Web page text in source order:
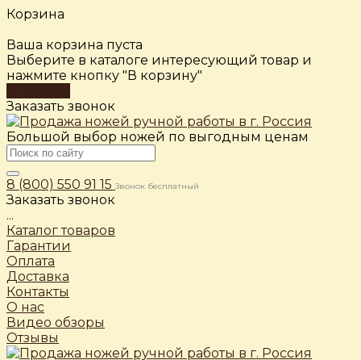
Корзина
Ваша корзина пуста
Выберите в каталоге интересующий товар и
нажмите кнопку "В корзину"
Заказать звонок
Большой выбор ножей по выгодным ценам
8 (800) 550 91 15 Звонок бесплатный
Заказать звонок
...
Каталог товаров
Гарантии
Оплата
Доставка
Контакты
О нас
Видео обзоры
Отзывы